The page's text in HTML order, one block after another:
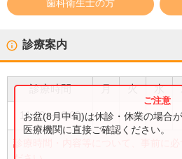
歯科衛生士の方
診療案内
診療時間 月 火 水
11:00〜19:00 ● ● ●
診療時間・内容等について、事前に必
お盆(8月中旬)は休診・休業の場合
医療機関に直接ご確認ください。